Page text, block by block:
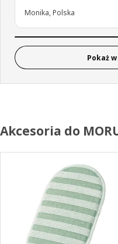
Monika, Polska
Pokaż
Akcesoria do